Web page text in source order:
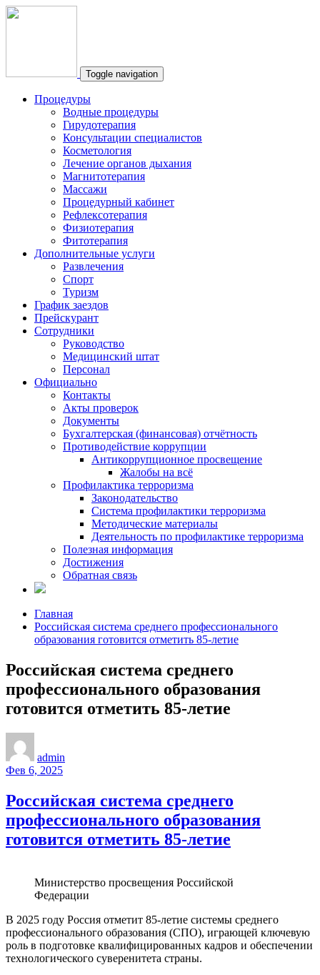
Toggle navigation
Процедуры
Водные процедуры
Гирудотерапия
Консультации специалистов
Косметология
Лечение органов дыхания
Магнитотерапия
Массажи
Процедурный кабинет
Рефлексотерапия
Физиотерапия
Фитотерапия
Дополнительные услуги
Развлечения
Спорт
Туризм
График заездов
Прейскурант
Сотрудники
Руководство
Медицинский штат
Персонал
Официально
Контакты
Акты проверок
Документы
Бухгалтерская (финансовая) отчётность
Противодействие коррупции
Антикоррупционное просвещение
Жалобы на всё
Профилактика терроризма
Законодательство
Система профилактики терроризма
Методические материалы
Деятельность по профилактике терроризма
Полезная информация
Достижения
Обратная связь
Главная
Российская система среднего профессионального
образования готовится отметить 85-летие
Российская система среднего
профессионального образования
готовится отметить 85-летие
admin
Фев 6, 2025
Российская система среднего
профессионального образования
готовится отметить 85-летие
Министерство просвещения Российской
Федерации
В 2025 году Россия отметит 85-летие системы среднего
профессионального образования (СПО), играющей ключевую
роль в подготовке квалифицированных кадров и обеспечении
технологического суверенитета страны.